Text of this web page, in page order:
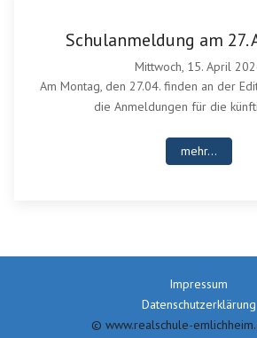
Schulanmeldung am 27.
Mittwoch, 15. April
Am Montag, den 27.04. finden an der
die Anmeldungen für die
mehr...
Impressum
Datenschutzerklärung
© www.realschule-